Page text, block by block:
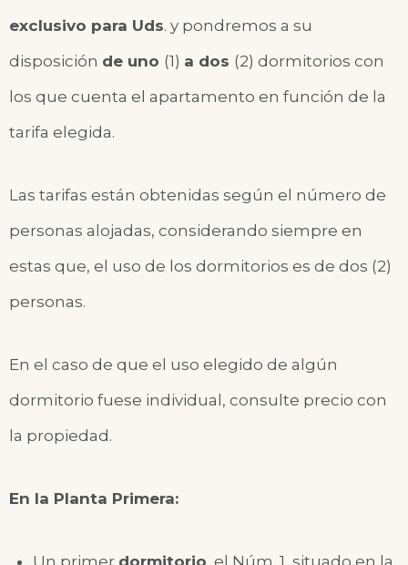
exclusivo para Uds. y pondremos a su
disposición de uno (1) a dos (2) dormitorios con
los que cuenta el apartamento en función de la
tarifa elegida.
Las tarifas están obtenidas según el número de
personas alojadas, considerando siempre en
estas que, el uso de los dormitorios es de dos (2)
personas.
En el caso de que el uso elegido de algún
dormitorio fuese individual, consulte precio con
la propiedad.
En la Planta Primera:
Un primer dormitorio , el Núm. 1, situado en la